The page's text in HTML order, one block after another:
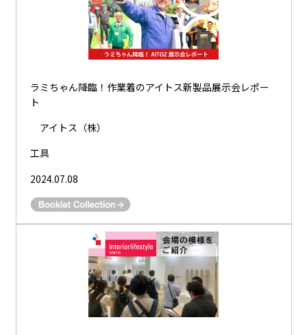
ラミちゃん降臨！作業着のアイトス新製品展示会レポー
ト
アイトス（株）
工具
2024.07.08